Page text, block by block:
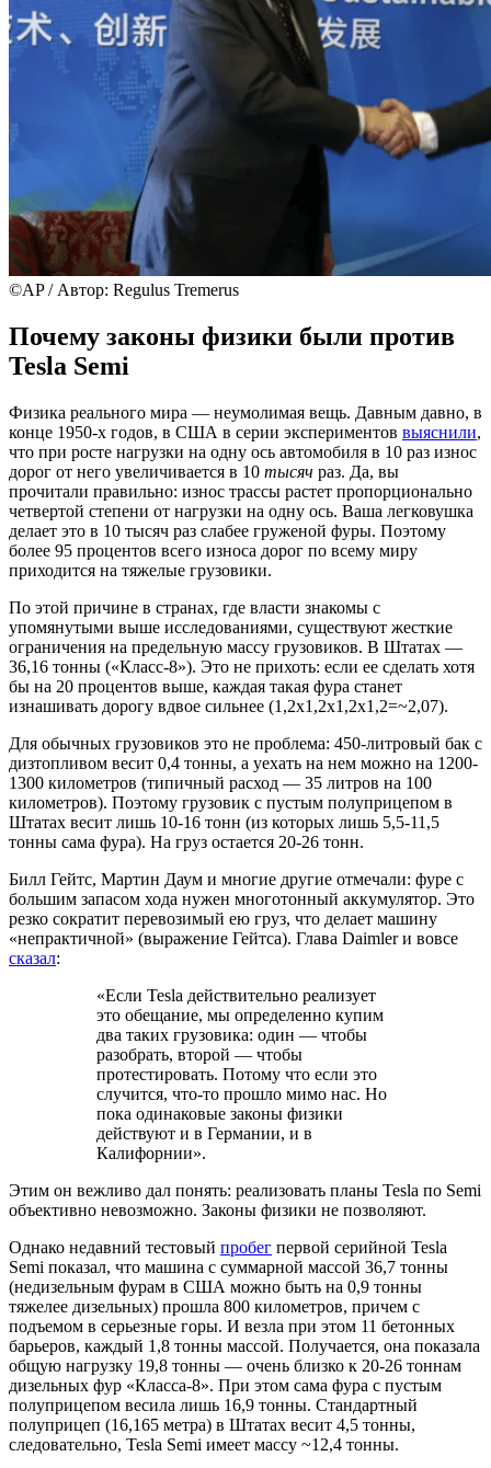
©AP / Автор: Regulus Tremerus
Почему законы физики были против
Tesla Semi
Физика реального мира — неумолимая вещь. Давным давно, в
конце 1950-х годов, в США в серии экспериментов выяснили,
что при росте нагрузки на одну ось автомобиля в 10 раз износ
дорог от него увеличивается в 10 тысяч раз. Да, вы
прочитали правильно: износ трассы растет пропорционально
четвертой степени от нагрузки на одну ось. Ваша легковушка
делает это в 10 тысяч раз слабее груженой фуры. Поэтому
более 95 процентов всего износа дорог по всему миру
приходится на тяжелые грузовики.
По этой причине в странах, где власти знакомы с
упомянутыми выше исследованиями, существуют жесткие
ограничения на предельную массу грузовиков. В Штатах —
36,16 тонны («Класс-8»). Это не прихоть: если ее сделать хотя
бы на 20 процентов выше, каждая такая фура станет
изнашивать дорогу вдвое сильнее (1,2х1,2х1,2х1,2=~2,07).
Для обычных грузовиков это не проблема: 450-литровый бак с
дизтопливом весит 0,4 тонны, а уехать на нем можно на 1200-
1300 километров (типичный расход — 35 литров на 100
километров). Поэтому грузовик с пустым полуприцепом в
Штатах весит лишь 10-16 тонн (из которых лишь 5,5-11,5
тонны сама фура). На груз остается 20-26 тонн.
Билл Гейтс, Мартин Даум и многие другие отмечали: фуре с
большим запасом хода нужен многотонный аккумулятор. Это
резко сократит перевозимый ею груз, что делает машину
«непрактичной» (выражение Гейтса). Глава Daimler и вовсе
сказал:
«Если Tesla действительно реализует
это обещание, мы определенно купим
два таких грузовика: один — чтобы
разобрать, второй — чтобы
протестировать. Потому что если это
случится, что-то прошло мимо нас. Но
пока одинаковые законы физики
действуют и в Германии, и в
Калифорнии».
Этим он вежливо дал понять: реализовать планы Tesla по Semi
объективно невозможно. Законы физики не позволяют.
Однако недавний тестовый пробег первой серийной Tesla
Semi показал, что машина с суммарной массой 36,7 тонны
(недизельным фурам в США можно быть на 0,9 тонны
тяжелее дизельных) прошла 800 километров, причем с
подъемом в серьезные горы. И везла при этом 11 бетонных
барьеров, каждый 1,8 тонны массой. Получается, она показала
общую нагрузку 19,8 тонны — очень близко к 20-26 тоннам
дизельных фур «Класса-8». При этом сама фура с пустым
полуприцепом весила лишь 16,9 тонны. Стандартный
полуприцеп (16,165 метра) в Штатах весит 4,5 тонны,
следовательно, Tesla Semi имеет массу ~12,4 тонны.